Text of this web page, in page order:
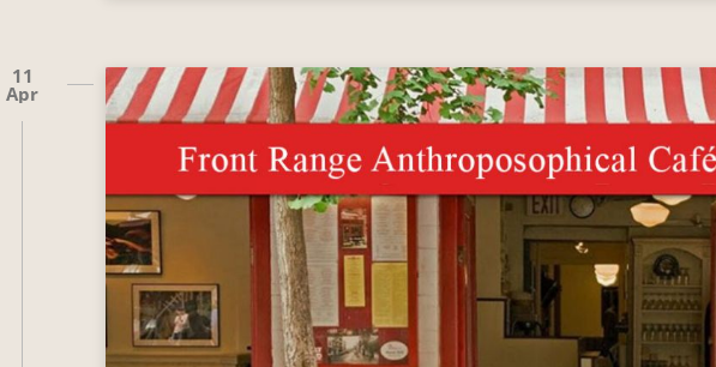
11
Apr